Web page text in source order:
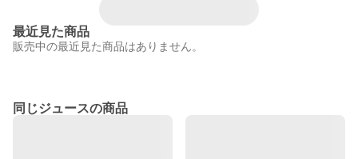
最近見た商品
販売中の最近見た商品はありません。
同じジュースの商品